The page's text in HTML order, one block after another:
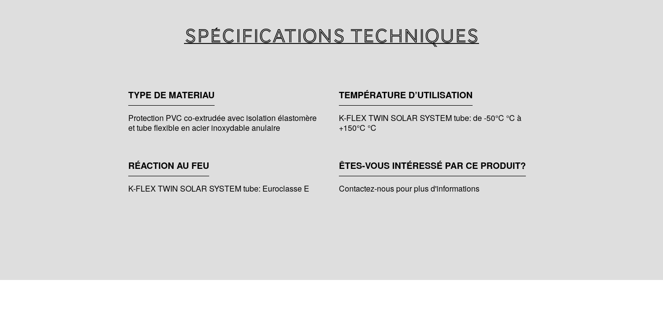
Spécifications techniques
TYPE DE MATERIAU
Protection PVC co-extrudée avec isolation élastomère
et tube flexible en acier inoxydable anulaire
TEMPÉRATURE D’UTILISATION
K-FLEX TWIN SOLAR SYSTEM tube: de -50°C °C à
+150°C °C
RÉACTION AU FEU
K-FLEX TWIN SOLAR SYSTEM tube: Euroclasse E
ÊTES-VOUS INTÉRESSÉ PAR CE PRODUIT?
Contactez-nous pour plus d'informations